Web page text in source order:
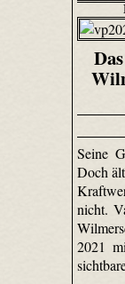
Seine
Doch
nicht.
2021